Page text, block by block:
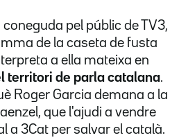
pel públic de TV3,
de la caseta de fusta
a ella mateixa en
territori de parla catalana.
Roger Garcia demana a la
que l'ajudi a vendre
a 3Cat per salvar el català.